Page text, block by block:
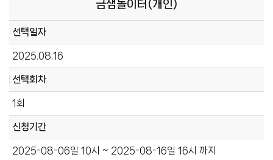
금샘놀이터(개인)
선택일자
2025.08.16
선택회차
1회
신청기간
2025-08-06일 10시 ~ 2025-08-16일 16시 까지